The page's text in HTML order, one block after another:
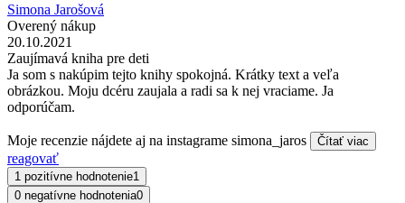
Simona Jarošová
Overený nákup
20.10.2021
Zaujímavá kniha pre deti
Ja som s nakúpim tejto knihy spokojná. Krátky text a veľa
obrázkou. Moju dcéru zaujala a radi sa k nej vraciame. Ja
odporúčam.
Moje recenzie nájdete aj na instagrame simona_jaros Čítať viac
reagovať
1 pozitívne hodnotenie1
0 negatívne hodnotenia0